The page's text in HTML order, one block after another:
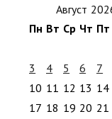
Август
Пн Вт Ср Чт Пт
3
4 5 6 7
10 11 12 13 14
17 18 19 20 21